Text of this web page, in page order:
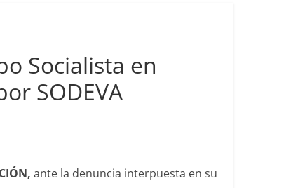
Socialista en
SODEVA
ante la denuncia interpuesta en su